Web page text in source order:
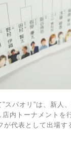
スパオリ”は、新人
内トーナメントを
が代表として出場す